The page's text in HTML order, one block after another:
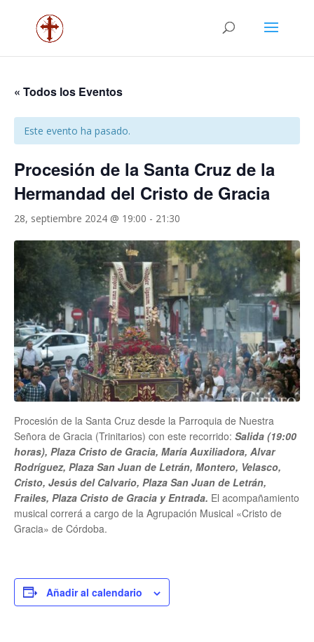
« Todos los Eventos
Este evento ha pasado.
Procesión de la Santa Cruz de la
Hermandad del Cristo de Gracia
28, septiembre 2024 @ 19:00 - 21:30
Procesión de la Santa Cruz desde la Parroquia de Nuestra
Señora de Gracia (Trinitarios) con este recorrido: Salida (19:00
horas), Plaza Cristo de Gracia, María Auxiliadora, Alvar
Rodríguez, Plaza San Juan de Letrán, Montero, Velasco,
Cristo, Jesús del Calvario, Plaza San Juan de Letrán,
Frailes, Plaza Cristo de Gracia y Entrada. El acompañamiento
musical correrá a cargo de la Agrupación Musical «Cristo de
Gracia» de Córdoba.
Añadir al calendario